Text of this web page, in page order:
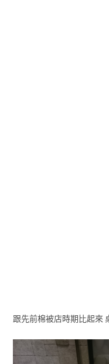
跟先前棉被店時期比起來